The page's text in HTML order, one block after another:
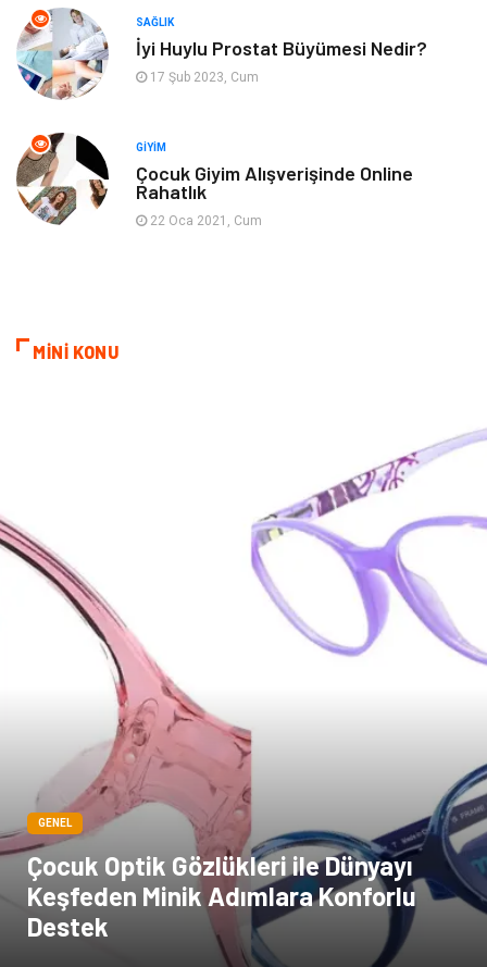
Cam
Sigorta Spor Malzemeleri
Bebek Giyim
Kına Gecesi
SAĞLIK
İyi Huylu Prostat Büyümesi Nedir?
17 Şub 2023, Cum
GIYIM
Çocuk Giyim Alışverişinde Online
Rahatlık
22 Oca 2021, Cum
MİNİ KONU
GENEL
Çocuk Optik Gözlükleri ile Dünyayı
Keşfeden Minik Adımlara Konforlu
Destek